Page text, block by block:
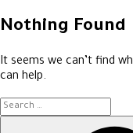
Nothing Found
It seems we can’t find
can help.